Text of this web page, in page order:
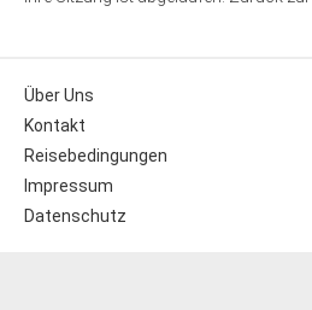
Über Uns
Kontakt
Reisebedingungen
Impressum
Datenschutz